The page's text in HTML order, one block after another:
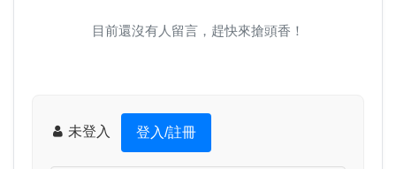
目前還沒有人留言，趕快來搶頭香！
未登入 登入/註冊